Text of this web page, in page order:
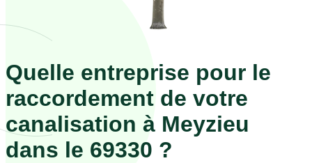
Quelle entreprise pour le
raccordement de votre
canalisation à Meyzieu
dans le 69330 ?